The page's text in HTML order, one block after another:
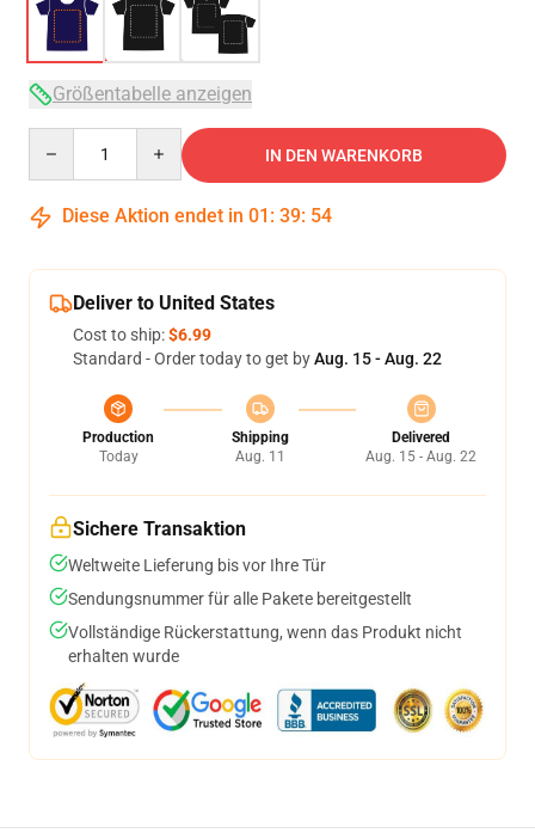
Größentabelle anzeigen
IN DEN WARENKORB
Diese Aktion endet in 01 : 39: 53
Deliver to United States
Cost to ship:$6.99
Standard - Order today to get byAug. 15 - Aug. 22
Production
Today
Shipping
Aug. 11
Delivered
Aug. 15 - Aug. 22
Sichere Transaktion
Weltweite Lieferung bis vor Ihre Tür
Sendungsnummer für alle Pakete bereitgestellt
Vollständige Rückerstattung, wenn das Produkt nicht
erhalten wurde